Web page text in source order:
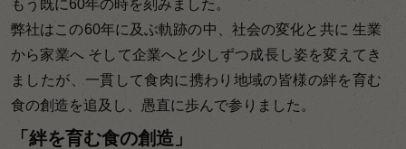
もう既に60年の時を刻みました。
弊社はこの60年に及ぶ軌跡の中、社会の変化と共に 生業
から家業へ そして企業へと少しずつ成長し姿を変えてき
ましたが、一貫して食肉に携わり地域の皆様の絆を育む
食の創造を追及し、愚直に歩んで参りました。
「絆を育む食の創造」